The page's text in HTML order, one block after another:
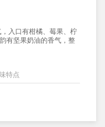
入口有柑橘、莓果、柠
有坚果奶油的香气，整
特点